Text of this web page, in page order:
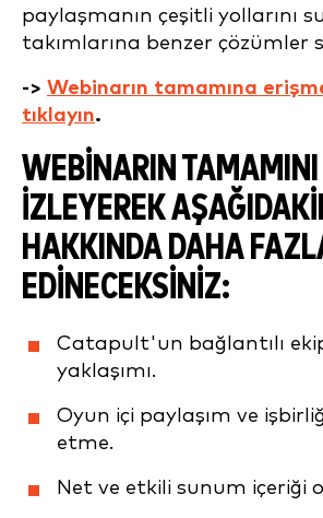
paylaşmanın çeşitli yollarını
takımlarına benzer çözümler
-> Webinarın tamamına
tıklayın.
WEBINARIN TAMAMINI
IZLEYEREK
HAKKINDA DAHA
EDINECEKSINIZ:
Catapult'un bağlantılı
yaklaşımı.
Oyun içi paylaşım ve
etme.
Net ve etkili sunum içeriği